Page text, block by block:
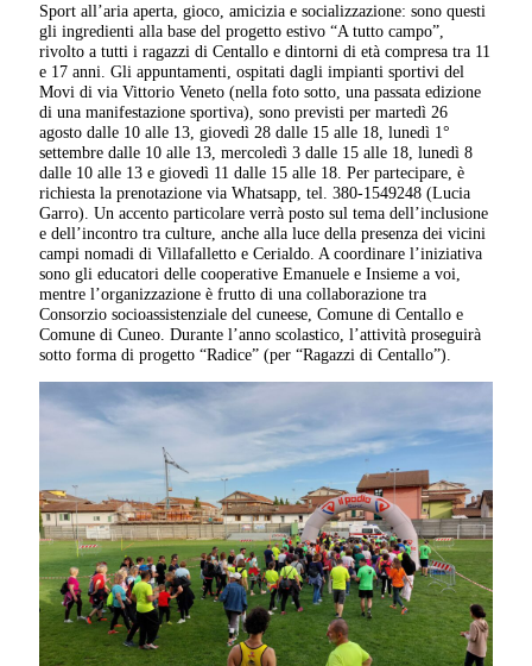
Sport all’aria aperta, gioco, amicizia e socializzazione: sono questi
gli ingredienti alla base del progetto estivo “A tutto campo”,
rivolto a tutti i ragazzi di Centallo e dintorni di età compresa tra 11
e 17 anni. Gli appuntamenti, ospitati dagli impianti sportivi del
Movi di via Vittorio Veneto (nella foto sotto, una passata edizione
di una manifestazione sportiva), sono previsti per martedì 26
agosto dalle 10 alle 13, giovedì 28 dalle 15 alle 18, lunedì 1°
settembre dalle 10 alle 13, mercoledì 3 dalle 15 alle 18, lunedì 8
dalle 10 alle 13 e giovedì 11 dalle 15 alle 18. Per partecipare, è
richiesta la prenotazione via Whatsapp, tel. 380-1549248 (Lucia
Garro). Un accento particolare verrà posto sul tema dell’inclusione
e dell’incontro tra culture, anche alla luce della presenza dei vicini
campi nomadi di Villafalletto e Cerialdo. A coordinare l’iniziativa
sono gli educatori delle cooperative Emanuele e Insieme a voi,
mentre l’organizzazione è frutto di una collaborazione tra
Consorzio socioassistenziale del cuneese, Comune di Centallo e
Comune di Cuneo. Durante l’anno scolastico, l’attività proseguirà
sotto forma di progetto “Radice” (per “Ragazzi di Centallo”).